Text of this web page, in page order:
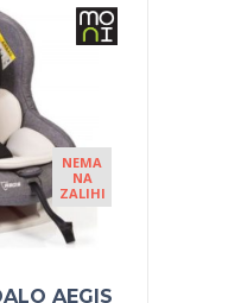
NEMA
NA
ZALIHI
AEGIS